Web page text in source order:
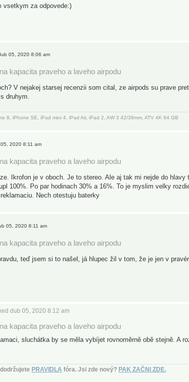
vsetkym za odpovede:)
05, 2020 8:06 am
kapacita praveho a laveho airpodu
V nejakej starsej recenzii som cital, ze airpods su prave
druhym.
8, iPhone SE, iPad mini 4, iPad Air, iPad 2, AW 3 42/38mm, ATV 4K 64 GB
2020 8:11 am
kapacita praveho a laveho airpodu
Ikrofon je v oboch. Je to stereo. Ale aj tak mi nejde do
100%. Po par hodinach 30% a 16%. To je myslim velky
Nech otestuju baterky
05, 2020 8:11 am
kapacita praveho a laveho airpodu
teď jsem si to našel, já hlupec žil v tom, že je jen v
dub 05, 2020 8:12 am
kapacita praveho a laveho airpodu
sluchátka by se měla vybíjet rovnoměrně obě stejně. A
PRAVIDLA fóra. Jsi zde nový? PAK ZAČNI ZDE.